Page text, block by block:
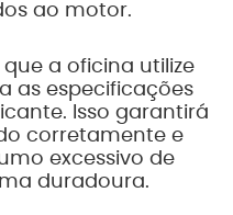
ao motor.
a oficina utilize
as especificações
Isso garantirá
corretamente e
excessivo de
duradoura.